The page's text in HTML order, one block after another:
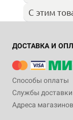
С этим
ДОСТАВКА И
Способы оплаты
Службы доставки
Адреса магазинов